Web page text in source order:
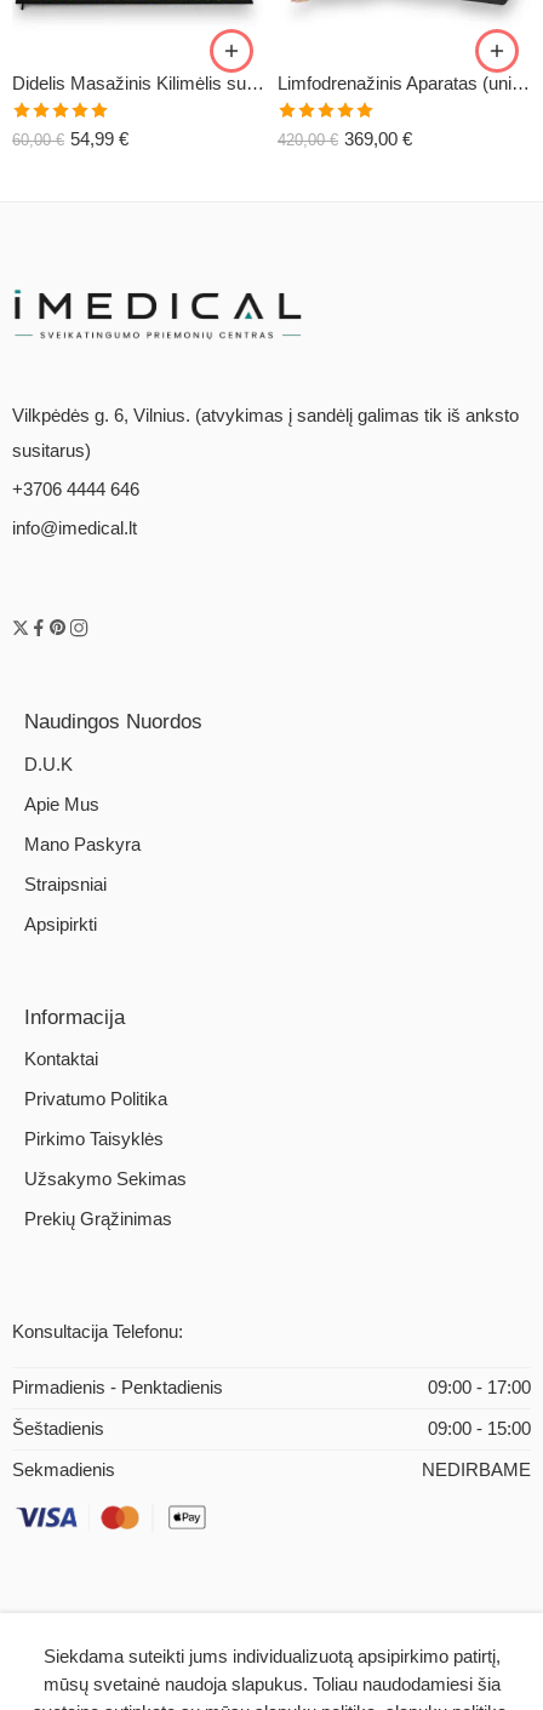
Didelis Masažinis Kilimėlis su Pagalve XL-CLASSIC1
Įvertinimas:
5.00
60,00€ 54,99 €
Limfodrenažinis Aparatas (universalus) C6
Įvertinimas:
5.00
420,00€ 369,00 €
Vilkpėdės g. 6, Vilnius. (atvykimas į sandėlį galimas tik iš anksto
susitarus)
+3706 4444 646
info@imedical.lt
Naudingos Nuordos
D.U.K
Apie Mus
Mano Paskyra
Straipsniai
Apsipirkti
Informacija
Kontaktai
Privatumo Politika
Pirkimo Taisyklės
Užsakymo Sekimas
Prekių Grąžinimas
Konsultacija Telefonu:
Pirmadienis - Penktadienis 09:00 - 17:00
Šeštadienis 09:00 - 15:00
Sekmadienis NEDIRBAME
© 2026 – iMEDICAL.LT | Visos teisės saugomos
Siekdama suteikti jums individualizuotą apsipirkimo patirtį,
mūsų svetainė naudoja slapukus. Toliau naudodamiesi šia